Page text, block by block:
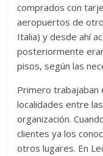
comprados con
aeropuertos de
Italia) y desde ahí
posteriormente
pisos, según las
Primero trabajaban
localidades entre
organización.
clientes ya los
otros lugares. En